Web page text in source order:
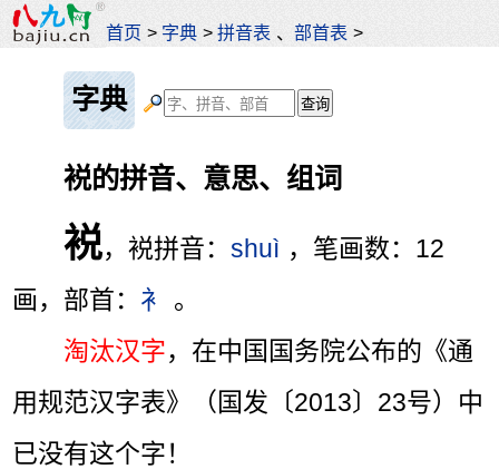
首页 > 字典 >拼音表 、部首表 >
字典
裞的拼音、意思、组词
裞，裞拼音：shuì ，笔画数：12
画，部首： 衤
。
淘汰汉字，在中国国务院公布的《通
用规范汉字表》（国发〔2013〕23号）中
已没有这个字！